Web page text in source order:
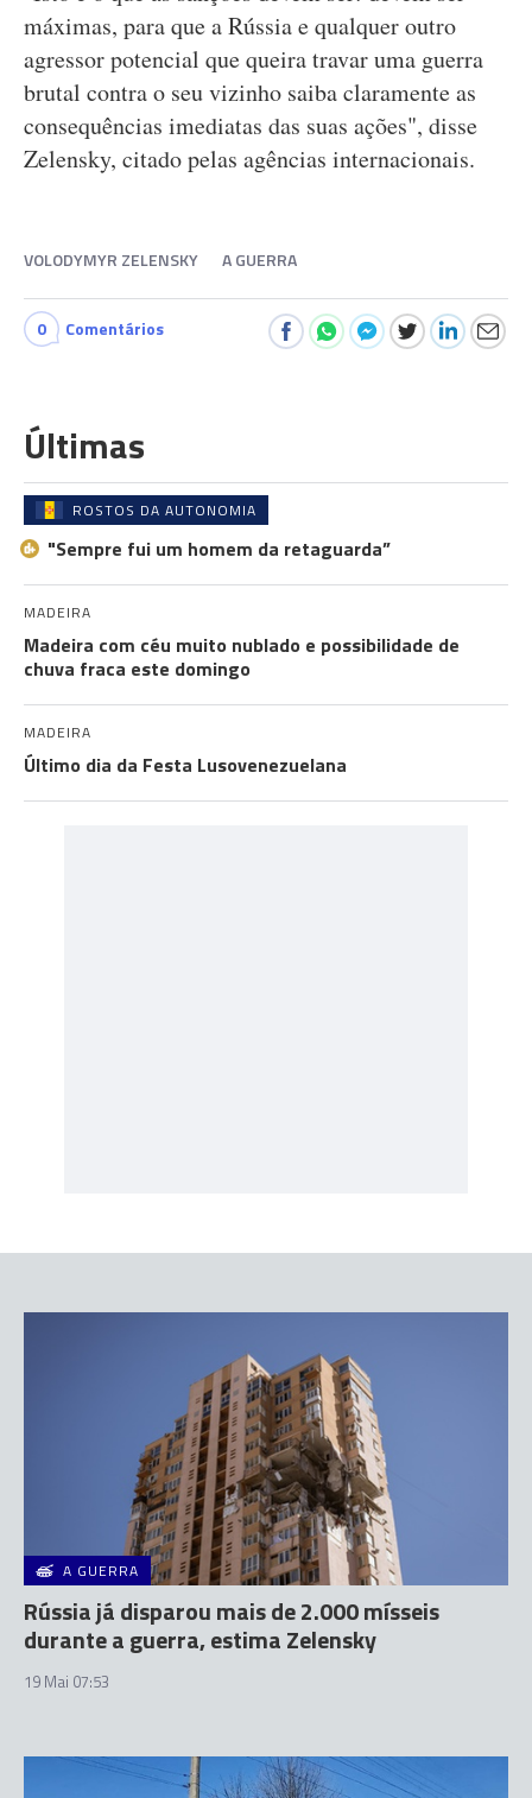
máximas, para que a Rússia e qualquer outro
agressor potencial que queira travar uma guerra
brutal contra o seu vizinho saiba claramente as
consequências imediatas das suas ações", disse
Zelensky, citado pelas agências internacionais.
VOLODYMYR ZELENSKY A GUERRA
0 Comentários
Últimas
ROSTOS DA AUTONOMIA
"Sempre fui um homem da retaguarda”
MADEIRA
Madeira com céu muito nublado e possibilidade de
chuva fraca este domingo
MADEIRA
Último dia da Festa Lusovenezuelana
A GUERRA
Rússia já disparou mais de 2.000 mísseis
durante a guerra, estima Zelensky
19 Mai 07:53